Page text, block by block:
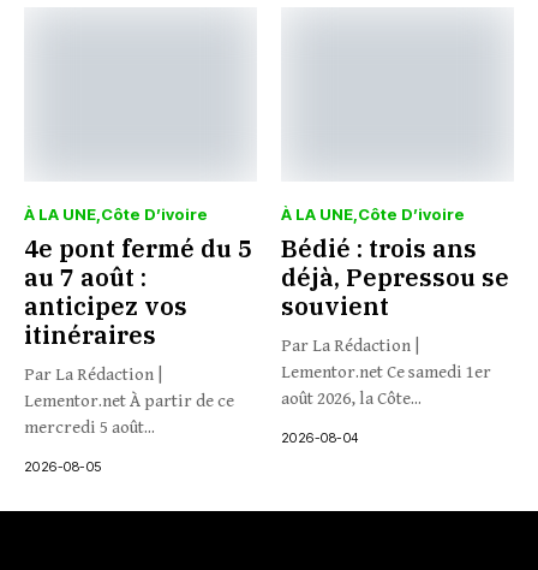
À LA UNE Côte D’ivoire
4e pont fermé du 5
au 7 août :
anticipez vos
itinéraires
Par La Rédaction |
Lementor.net À partir de ce
mercredi 5 août...
2026-08-05
À LA UNE Côte D’ivoire
Bédié : trois ans
déjà, Pepressou se
souvient
Par La Rédaction |
Lementor.net Ce samedi 1er
août 2026, la Côte...
2026-08-04